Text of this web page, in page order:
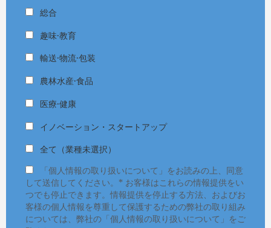
総合
趣味·教育
輸送·物流·包装
農林水産·食品
医療·健康
イノベーション・スタートアップ
全て（業種未選択）
「個人情報の取り扱いについて」をお読みの上、同意
して送信してください。* お客様はこれらの情報提供をい
つでも停止できます。情報提供を停止する方法、およびお
客様の個人情報を尊重して保護するための弊社の取り組み
については、弊社の「個人情報の取り扱いについて」をご